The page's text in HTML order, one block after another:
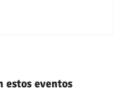
estos eventos